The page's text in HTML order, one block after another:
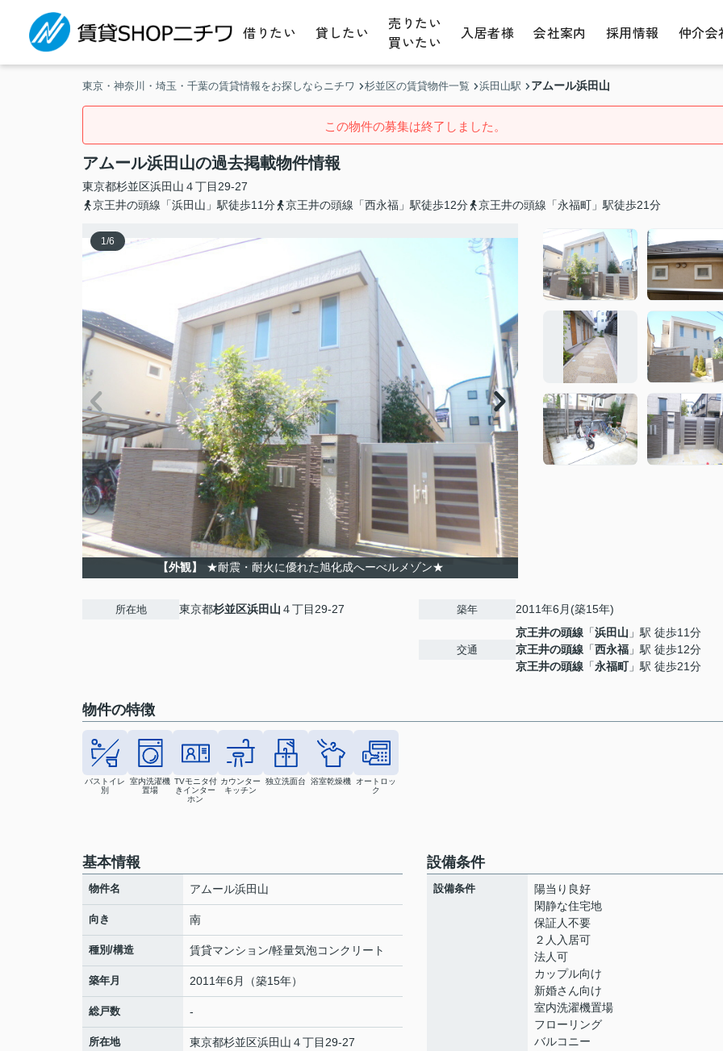
借りたい 貸したい
売りたい
買いたい
入居者様 会社案内 採用情報 仲介会
東京・神奈川・埼玉・千葉の賃貸情報をお探しならニチワ 杉並区の賃貸物件一覧 浜田山駅 アムール浜田山
この物件の募集は終了しました。
アムール浜田山の過去掲載物件情報
東京都杉並区浜田山 ４丁目29-27
京王井の頭線「浜田山」駅徒歩11分
京王井の頭線「西永福」駅徒歩12分 京王井の頭線「永福町」駅徒歩21分
1/6
【外観】 ★耐震・耐火に優れた旭化成へーべルメゾン★
所在地 東京都杉並区浜田山 ４丁目29-27 築年 2011年6月(築15年)
交通
京王井の頭線 「浜田山 」駅 徒歩11分
京王井の頭線 「西永福 」駅 徒歩12分
京王井の頭線 「永福町」駅 徒歩21分
物件の特徴
バストイレ
別
室内洗濯機
置場
TVモニタ付
きインター
ホン
カウンター
キッチン
独立洗面台 浴室乾燥機
オートロッ
ク
基本情報
物件名 アムール浜田山
向き 南
種別/構造 賃貸マンション/軽量気泡コンクリート
築年月 2011年6月（築15年）
総戸数 -
所在地 東京都杉並区浜田山 ４丁目29-27
設備条件
設備条件
陽当り良好
閑静な住宅地
保証人不要
２人入居可
法人可
カップル向け
新婚さん向け
室内洗濯機置場
フローリング
バルコニー